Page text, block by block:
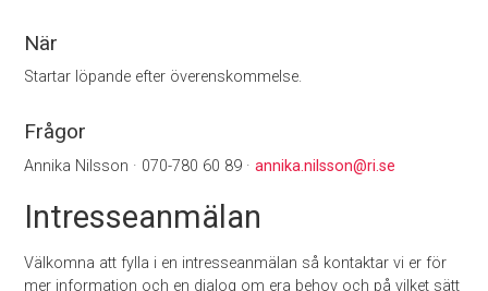
När
Startar löpande efter överenskommelse.
Frågor
Annika Nilsson · 070-780 60 89 ·annika.nilsson@ri.se
Intresseanmälan
Välkomna att fylla i en intresseanmälan så kontaktar vi er för
mer information och en dialog om era behov och på vilket sätt